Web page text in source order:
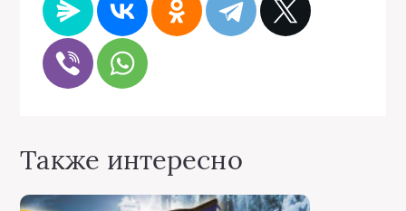
Также интересно